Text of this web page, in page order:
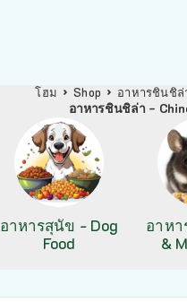
โฮม Shop อาหารชินชิล่
อาหารชินชิล่า -
อาหารสุนัข - Dog
Food
อาหา
&